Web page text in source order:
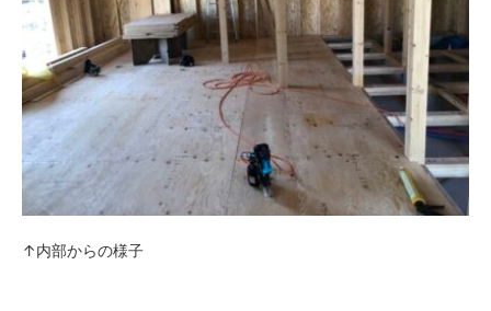
↑内部からの様子